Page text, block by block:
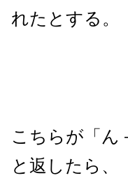
れたとする。
こちらが「ん
と返したら、